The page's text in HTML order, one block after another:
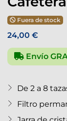
Fuera de stock
24,00 €
Envío
De 2 a 8
Filtro